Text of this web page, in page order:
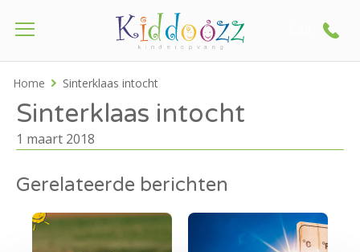
Home Sinterklaas intocht
Sinterklaas intocht
1 maart 2018
Gerelateerde berichten